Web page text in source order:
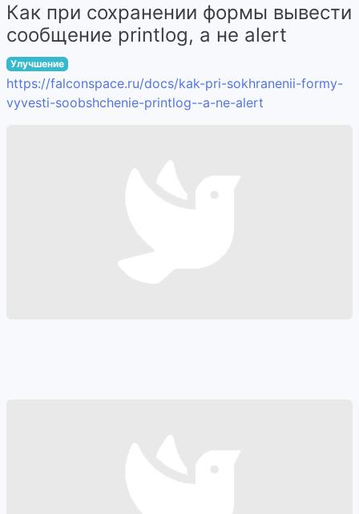
Как при сохранении формы вывести
сообщение printlog, а не alert
Улучшение
https://falconspace.ru/docs/kak-pri-sokhranenii-formy-
vyvesti-soobshchenie-printlog--a-ne-alert